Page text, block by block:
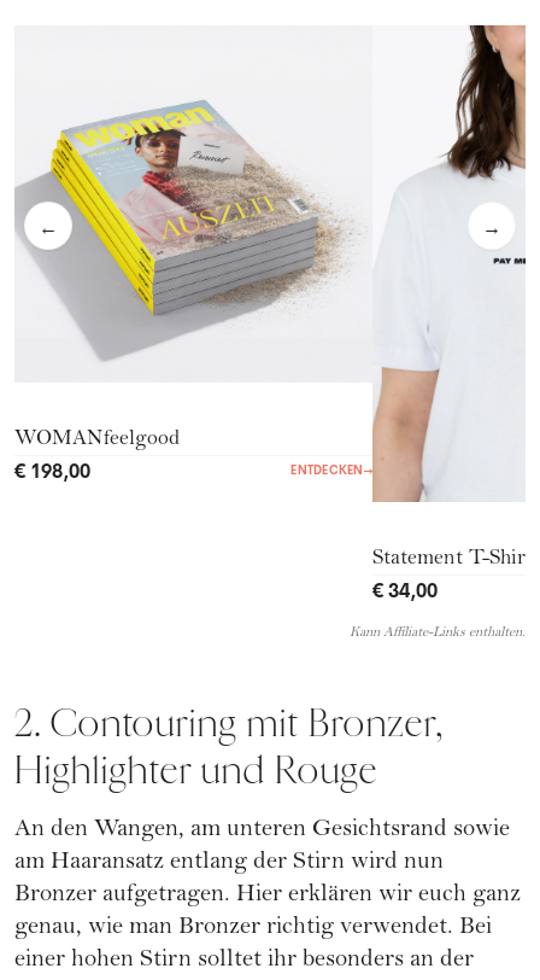
← →
WOMANfeelgood
€ 198,00 ENTDECKEN →
Statement T-Shirt
€ 34,00
Kann Affiliate-Links enthalten.
2. Contouring mit Bronzer,
Highlighter und Rouge
An den Wangen, am unteren Gesichtsrand sowie
am Haaransatz entlang der Stirn wird nun
Bronzer aufgetragen. Hier erklären wir euch ganz
genau, wie man Bronzer richtig verwendet. Bei
einer hohen Stirn solltet ihr besonders an der